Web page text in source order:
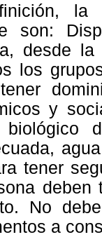
la
son:
desde
los
y
tener
deben
No
a